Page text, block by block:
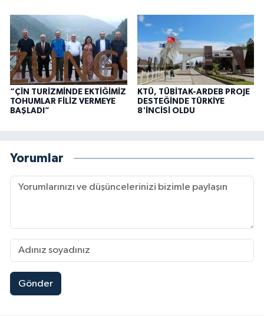
“ÇİN TURİZMİNDE EKTİĞİMİZ
TOHUMLAR FİLİZ VERMEYE
BAŞLADI”
KTÜ, TÜBİTAK-ARDEB PROJE
DESTEĞİNDE TÜRKİYE
8'İNCİSİ OLDU
Yorumlar
Gönder